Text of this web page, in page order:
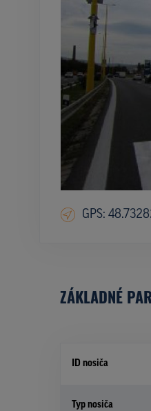
GPS:
ZÁKLADNÉ
ID nosiča
Typ nosiča